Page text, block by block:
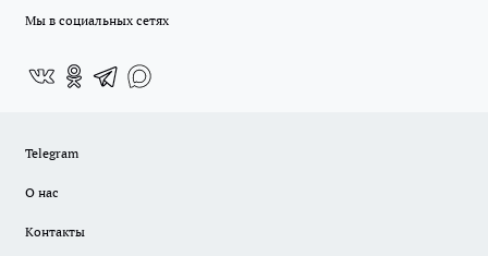
Мы в социальных сетях
Telegram
О нас
Контакты